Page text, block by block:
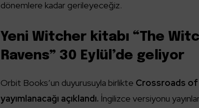
dönemlere kadar gerileyeceğiz.
Yeni Witcher kitabı “The
Ravens” 30 Eylül’de geliyor
Orbit Books’un duyurusuyla birlikte Crossroads of
yayımlanacağı açıklandı. İngilizce versiyonu